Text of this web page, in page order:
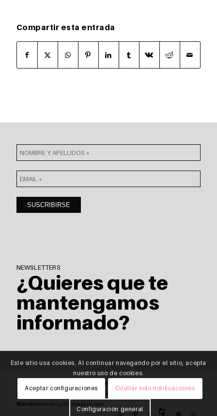
Compartir esta entrada
NEWSLETTERS
¿Quieres que te
mantengamos
informado?
© Copyright - saitra / HOMING \ | 976 818 512 |
Política de privacidad de datos
Cabo de
MarcasBranding&Comunicación
Este sitio usa cookies. Al continuar navegando por el sitio, acepta
nuestro uso de cookies.
Aceptar configuraciones Ocultar solo notificaciones
Configuración general